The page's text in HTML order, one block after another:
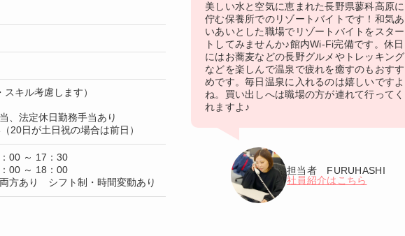
美しい水と空気に恵まれた長野県蓼科高原に
佇む保養所でのリゾートバイトです！和気あ
いあいとした職場でリゾートバイトをスター
トしてみませんか♪館内Wi-Fi完備です。休日
にはお蕎麦などの長野グルメやトレッキング
などを楽しんで温泉で疲れを癒すのもおすす
めです。毎日温泉に入れるのは嬉しいですよ
ね。買い出しへは職場の方が連れて行ってく
れますよ♪
担当者 FURUHASHI
社員紹介はこちら
スキル考慮します）
、法定休日勤務手当あり
日が土日祝の場合は前日）
00 ～ 17：30
00 ～ 18：00
方あり シフト制・時間変動あり